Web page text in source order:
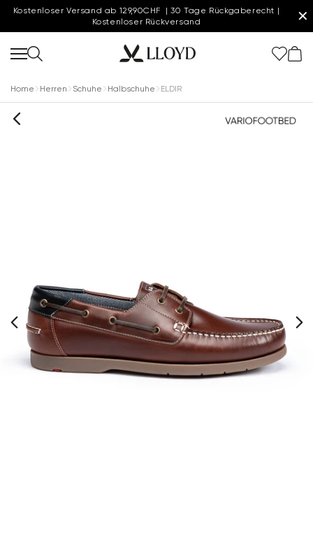
Kostenloser Versand ab 129,90CHF | 30 Tage Rückgaberecht |
Kostenloser Rückversand
✕
Home Herren Schuhe Halbschuhe ELDIR